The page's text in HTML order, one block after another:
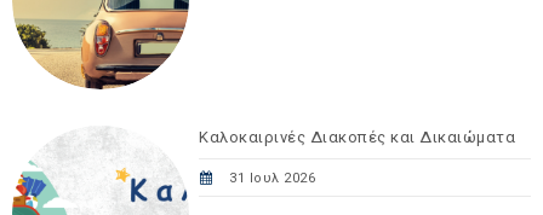
Καλοκαιρινές Διακοπές και Δικαιώματα
31 Ιουλ 2026